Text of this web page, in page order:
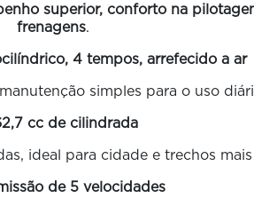
superior, conforto na
frenagens.
4 tempos, arrefecido a ar
simples para o uso
cc de cilindrada
ideal para cidade e trechos
de 5 velocidades